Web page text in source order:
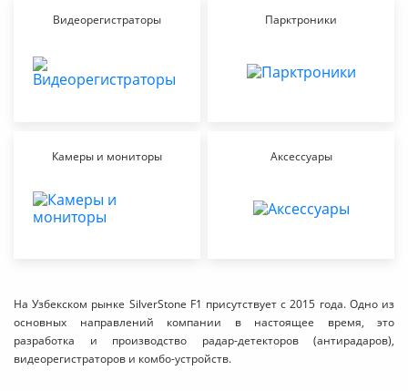
Видеорегистраторы Парктроники
Камеры и мониторы Аксессуары
На Узбекском рынке SilverStone F1 присутствует с 2015 года. Одно из
основных направлений компании в настоящее время, это
разработка и производство радар-детекторов (антирадаров),
видеорегистраторов и комбо-устройств.